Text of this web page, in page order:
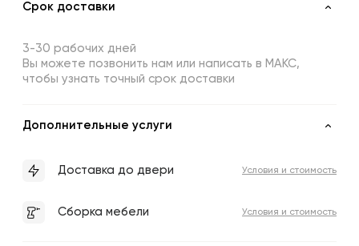
Срок доставки
3-30 рабочих дней
Вы можете позвонить нам или написать в МАКС,
чтобы узнать точный срок доставки
Дополнительные услуги
Доставка до двери Условия и стоимость
Сборка мебели Условия и стоимость